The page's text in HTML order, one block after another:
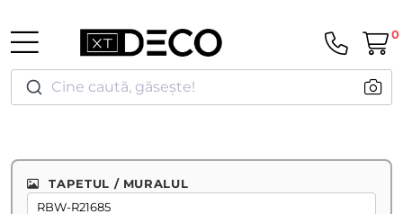
Cine caută, găsește!
0
TAPETUL / MURALUL